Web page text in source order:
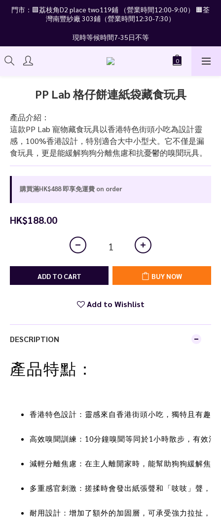
門市：🟪荔枝角D2 place two119鋪 （營業時間12:00-9:00） 🟧荃
灣南豐紗廠 303鋪（營業時間12:30-7:30）
現時等候時間7-35日不等
PP Lab 格仔餅連紙袋藏食玩具
產品介紹：
這款PP Lab 寵物藏食玩具以香港特色街頭小吃為設計靈
感，100%香港設計，特別適合大中小型犬。它不僅是漏
食玩具，更是能緩解狗狗分離焦慮和抗憂鬱的嗅聞玩具。
購買滿HK$488 即享免運費 on order
HK$188.00
ADD TO CART BUY NOW
Add to Wishlist
DESCRIPTION
產品特點：
香港特色設計：靈感來自香港街頭小吃，獨特且有趣。
高效嗅聞訓練：10分鐘嗅聞等同於1小時散步，有效消
減輕分離焦慮：在主人離開家時，能幫助狗狗緩解焦慮
多重感官刺激：搓揉時會發出紙張聲和「吱吱」聲，
耐用設計：增加了額外的加固層，可承受強力拉扯，